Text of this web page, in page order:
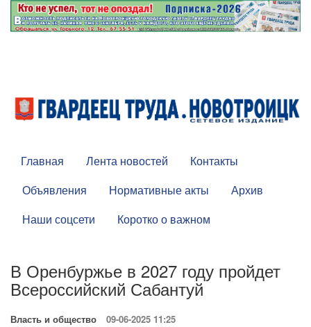
Главная Лента новостей
Контакты
Объявления
Нормативные акты
Архив
Наши соцсети
Коротко о важном
В Оренбуржье в 2027 году пройдет
Всероссийский Сабантуй
Власть и общество 09-06-2025 11:25